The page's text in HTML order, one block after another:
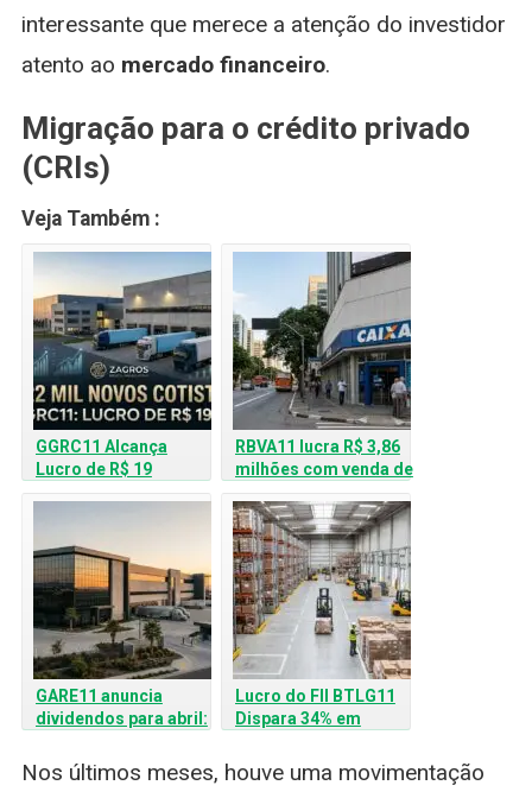
interessante que merece a atenção do investidor
atento ao mercado financeiro.
Migração para o crédito privado
(CRIs)
Veja Também :
GGRC11 Alcança
Lucro de R$ 19
Milhões e Atrai Mais
RBVA11 lucra R$ 3,86
milhões com venda de
imóvel locado para a
Caixa Econômica
GARE11 anuncia
dividendos para abril:
receber
Lucro do FII BTLG11
Dispara 34% em
Dividendos e
Estratégia de
Nos últimos meses, houve uma movimentação